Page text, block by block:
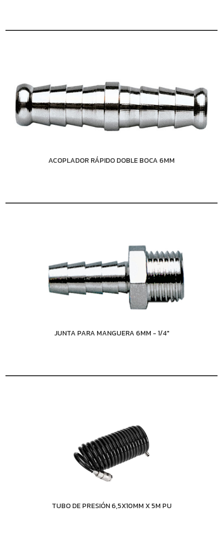
ACOPLADOR RÁPIDO DOBLE BOCA 6MM
JUNTA PARA MANGUERA 6MM - 1/4"
TUBO DE PRESIÓN 6,5X10MM X 5M PU